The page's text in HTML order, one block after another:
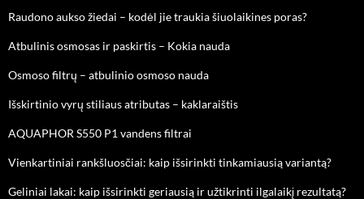
Raudono aukso žiedai – kodėl jie traukia šiuolaikines poras?
Atbulinis osmosas ir paskirtis – Kokia nauda
Osmoso filtrų – atbulinio osmoso nauda
Išskirtinio vyrų stiliaus atributas – kaklaraištis
AQUAPHOR S550 P1 vandens filtrai
Vienkartiniai rankšluosčiai: kaip išsirinkti tinkamiausią variantą?
Geliniai lakai: kaip išsirinkti geriausią ir užtikrinti ilgalaikį rezultatą?